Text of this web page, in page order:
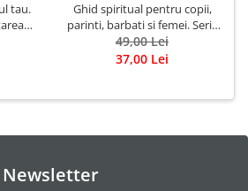
tau.
Ghid spiritual pentru copii,
parinti, barbati si femei. Seria
Invata sa te ierti. Luule Viilma
49,00 Lei
37,00 Lei
Newsletter